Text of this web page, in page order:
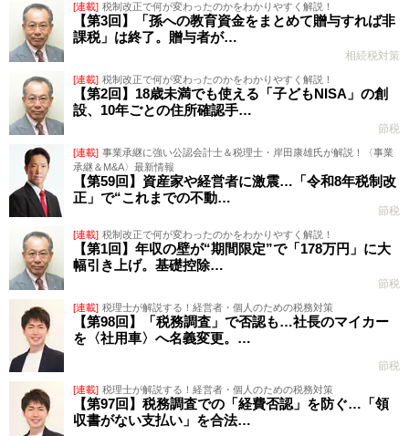
[連載] 税制改正で何が変わったのかをわかりやすく解説！
【第3回】「孫への教育資金をまとめて贈与すれば非
課税」は終了。贈与者が…
相続税対策
[連載] 税制改正で何が変わったのかをわかりやすく解説！
【第2回】18歳未満でも使える「子どもNISA」の創
設、10年ごとの住所確認手…
節税
[連載] 事業承継に強い公認会計士＆税理士・岸田康雄氏が解説！〈事業
承継＆M&A〉最新情報
【第59回】資産家や経営者に激震…「令和8年税制改
正」で“これまでの不動…
節税
[連載] 税制改正で何が変わったのかをわかりやすく解説！
【第1回】年収の壁が“期間限定”で「178万円」に大
幅引き上げ。基礎控除…
節税
[連載] 税理士が解説する！経営者・個人のための税務対策
【第98回】「税務調査」で否認も…社長のマイカー
を〈社用車〉へ名義変更。…
節税
[連載] 税理士が解説する！経営者・個人のための税務対策
【第97回】税務調査での「経費否認」を防ぐ…「領
収書がない支払い」を合法…